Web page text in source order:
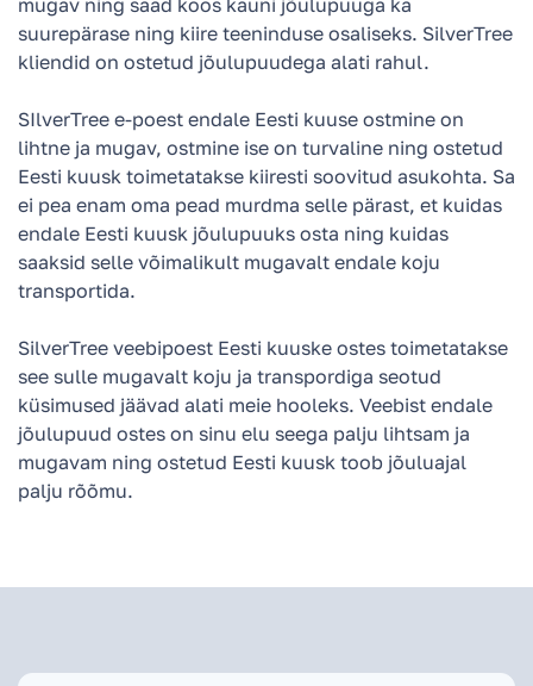
mugav ning saad koos kauni jõulupuuga ka
suurepärase ning kiire teeninduse osaliseks. SilverTree
kliendid on ostetud jõulupuudega alati rahul.
SIlverTree e-poest endale Eesti kuuse ostmine on
lihtne ja mugav, ostmine ise on turvaline ning ostetud
Eesti kuusk toimetatakse kiiresti soovitud asukohta. Sa
ei pea enam oma pead murdma selle pärast, et kuidas
endale Eesti kuusk jõulupuuks osta ning kuidas
saaksid selle võimalikult mugavalt endale koju
transportida.
SilverTree veebipoest Eesti kuuske ostes toimetatakse
see sulle mugavalt koju ja transpordiga seotud
küsimused jäävad alati meie hooleks. Veebist endale
jõulupuud ostes on sinu elu seega palju lihtsam ja
mugavam ning ostetud Eesti kuusk toob jõuluajal
palju rõõmu.